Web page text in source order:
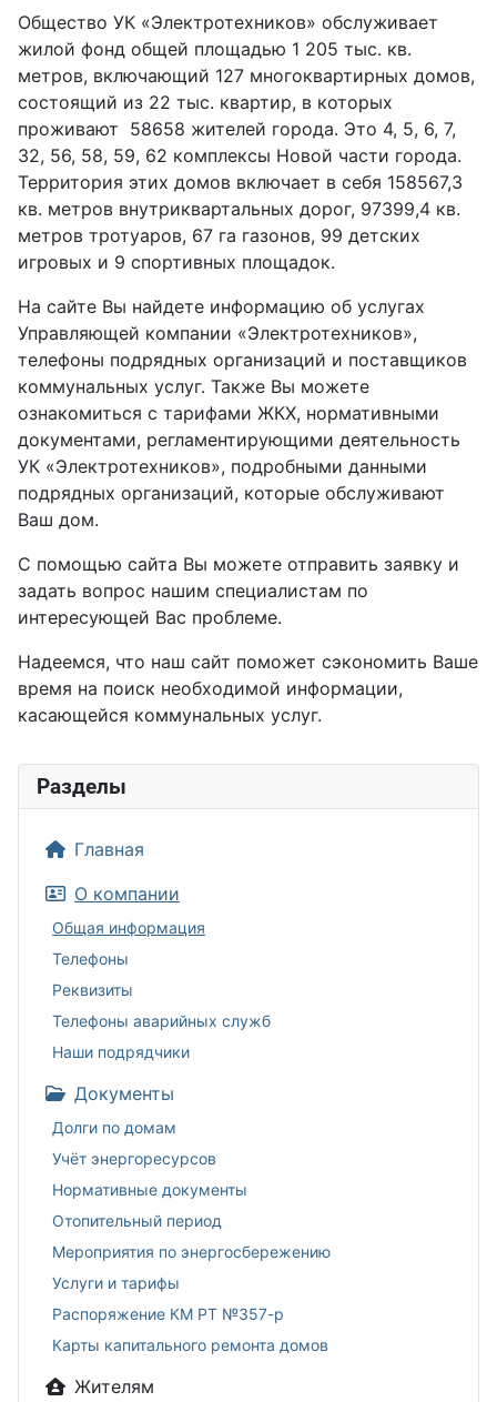
Разделы
Главная
О компании
Общая информация
Телефоны
Реквизиты
Телефоны аварийных служб
Наши подрядчики
Документы
Долги по домам
Учёт энергоресурсов
Нормативные документы
Отопительный период
Мероприятия по энергосбережению
Услуги и тарифы
Распоряжение КМ РТ №357-р
Карты капитального ремонта домов
Жителям
Общество УК «Электротехников» обслуживает
жилой фонд общей площадью 1 205 тыс. кв.
метров, включающий 127 многоквартирных домов,
состоящий из 22 тыс. квартир, в которых
проживают 58658 жителей города. Это 4, 5, 6, 7,
32, 56, 58, 59, 62 комплексы Новой части города.
Территория этих домов включает в себя 158567,3
кв. метров внутриквартальных дорог, 97399,4 кв.
метров тротуаров, 67 га газонов, 99 детских
игровых и 9 спортивных площадок.
На сайте Вы найдете информацию об услугах
Управляющей компании «Электротехников»,
телефоны подрядных организаций и поставщиков
коммунальных услуг. Также Вы можете
ознакомиться с тарифами ЖКХ, нормативными
документами, регламентирующими деятельность
УК «Электротехников», подробными данными
подрядных организаций, которые обслуживают
Ваш дом.
С помощью сайта Вы можете отправить заявку и
задать вопрос нашим специалистам по
интересующей Вас проблеме.
Надеемся, что наш сайт поможет сэкономить Ваше
время на поиск необходимой информации,
касающейся коммунальных услуг.